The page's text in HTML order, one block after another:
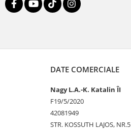
DATE COMERCIALE
Nagy L.A.-K. Katalin ÎI
F19/5/2020
42081949
STR. KOSSUTH LAJOS, NR.5